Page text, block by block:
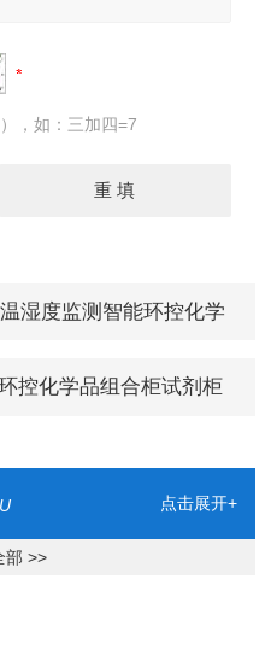
，如：三加四=7
湿度监测智能环控化学
控化学品组合柜试剂柜
点击展开+
部 >>